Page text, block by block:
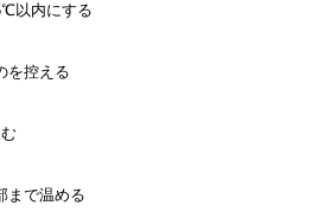
以内にする
を控える
まで温める